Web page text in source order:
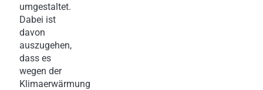
umgestaltet.
Dabei ist
davon
auszugehen,
dass es
wegen der
Klimaerwärmung